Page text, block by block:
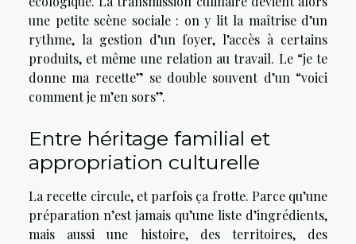
une petite scène sociale : on y lit la maîtrise d’un
rythme, la gestion d’un foyer, l’accès à certains
produits, et même une relation au travail. Le “je te
donne ma recette” se double souvent d’un “voici
comment je m’en sors”.
Entre héritage familial et
appropriation culturelle
La recette circule, et parfois ça frotte. Parce qu’une
préparation n’est jamais qu’une liste d’ingrédients,
mais aussi une histoire, des territoires, des